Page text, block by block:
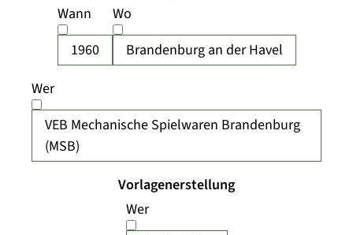
Wann
1960
Wo
Brandenburg an der Havel
Wer
VEB Mechanische Spielwaren Brandenburg
(MSB)
Vorlagenerstellung
Wer